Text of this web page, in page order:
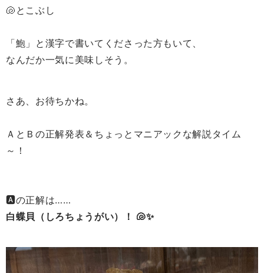
🐚とこぶし
「鮑」と漢字で書いてくださった方もいて、
なんだか一気に美味しそう。
さあ、お待ちかね。
ＡとＢの正解発表＆ちょっとマニアックな解説タイム
～！
🅰の正解は……
白蝶貝（しろちょうがい）！ 🐚✨